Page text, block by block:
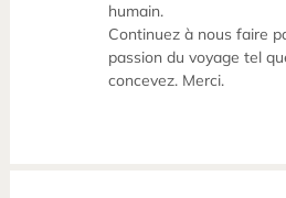
humain.
Continuez à nous faire
passion du voyage tel
concevez. Merci.